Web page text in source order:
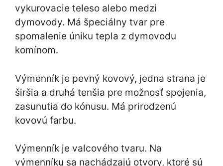
vykurovacie teleso alebo medzi
dymovody. Má špeciálny tvar pre
spomalenie úniku tepla z dymovodu
komínom.
Výmenník je pevný kovový, jedna strana je
širšia a druhá tenšia pre možnosť spojenia,
zasunutia do kónusu. Má prirodzenú
kovovú farbu.
Výmenník je valcového tvaru. Na
výmenníku sa nachádzajú otvory, ktoré sú